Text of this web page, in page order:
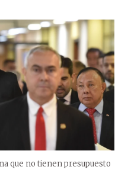
que no tienen presupuesto